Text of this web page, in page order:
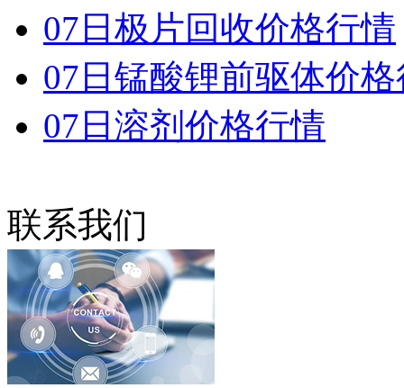
07日极片回收价格行情
07日锰酸锂前驱体价
07日溶剂价格行情
联系我们